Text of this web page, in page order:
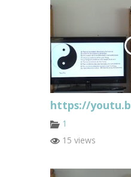
https://
1
15 views